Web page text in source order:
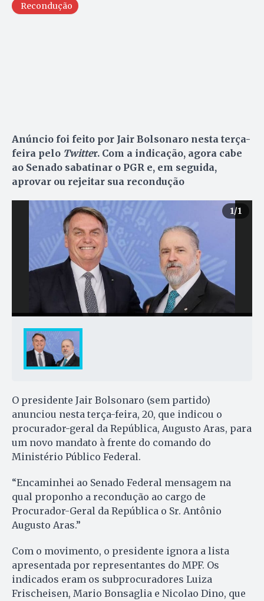
Recondução
Anúncio foi feito por Jair Bolsonaro nesta terça-
feira pelo Twitter. Com a indicação, agora cabe
ao Senado sabatinar o PGR e, em seguida,
aprovar ou rejeitar sua recondução
1/1
O presidente Jair Bolsonaro (sem partido)
anunciou nesta terça-feira, 20, que indicou o
procurador-geral da República, Augusto Aras, para
um novo mandato à frente do comando do
Ministério Público Federal.
“Encaminhei ao Senado Federal mensagem na
qual proponho a recondução ao cargo de
Procurador-Geral da República o Sr. Antônio
Augusto Aras.”
Com o movimento, o presidente ignora a lista
apresentada por representantes do MPF. Os
indicados eram os subprocuradores Luiza
Frischeisen, Mario Bonsaglia e Nicolao Dino, que